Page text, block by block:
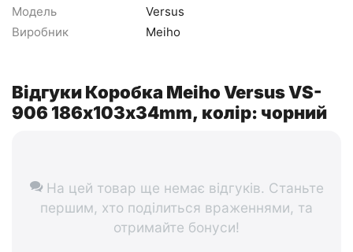
Модель
Versus
Виробник
Meiho
Відгуки Коробка Meiho Versus VS-
906 186х103х34mm, колір: чорний
На цей товар ще немає відгуків. Станьте
першим, хто поділиться враженнями, та
отримайте бонуси!